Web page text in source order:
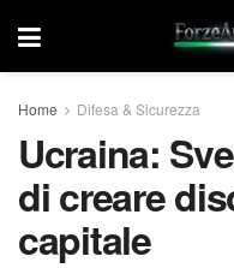
Home Difesa & Sicurezza
Ucraina:
di creare
capitale